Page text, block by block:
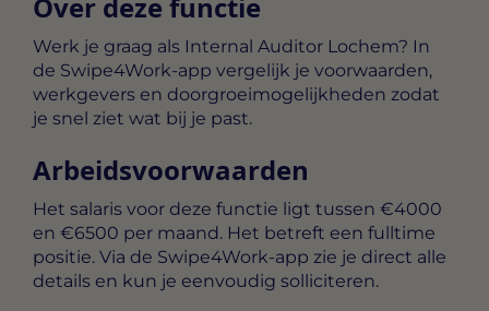
Werk je graag als Internal Auditor Lochem? In
de Swipe4Work-app vergelijk je voorwaarden,
werkgevers en doorgroeimogelijkheden zodat
je snel ziet wat bij je past.
Arbeidsvoorwaarden
Het salaris voor deze functie ligt tussen €4000
en €6500 per maand . Het betreft een fulltime
positie. Via de Swipe4Work-app zie je direct alle
details en kun je eenvoudig solliciteren.